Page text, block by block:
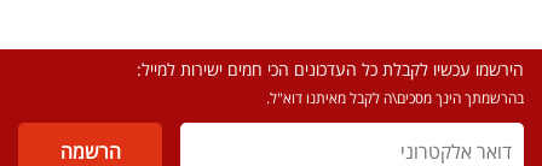
הירשמו עכשיו לקבלת כל העדכונים הכי חמים ישירות למייל:
בהרשמתך הינך מסכים\ה לקבל מאיתנו דוא"ל.